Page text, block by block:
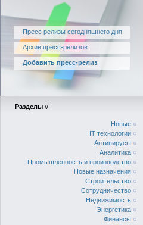
Пресс релизы сегодняшнего дня
Архив пресс-релизов
Добавить пресс-релиз
Разделы //
Новые «
IT технологии «
Антивирусы «
Аналитика «
Промышленность и производство «
Новые назначения «
Строительство «
Сотрудничество «
Недвижимость «
Энергетика «
Финансы «